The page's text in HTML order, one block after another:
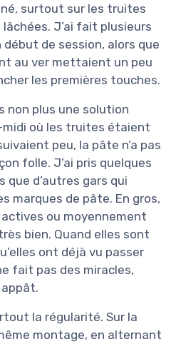
surtout sur les truites
J’ai fait plusieurs
de session, alors que
au ver mettaient un peu
les premières touches.
non plus une solution
midi où les truites étaient
peu, la pâte n’a pas
folle. J’ai pris quelques
que d’autres gars qui
marques de pâte. En gros,
ou moyennement
bien. Quand elles sont
ont déjà vu passer
fait pas des miracles,
appât.
la régularité. Sur la
montage, en alternant